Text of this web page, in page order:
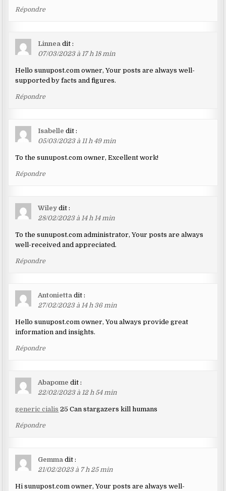
Répondre
Linnea dit :
07/03/2023 à 17 h 18 min
Hello sunupost.com owner, Your posts are always well-
supported by facts and figures.
Répondre
Isabelle dit :
05/03/2023 à 11 h 49 min
To the sunupost.com owner, Excellent work!
Répondre
Wiley dit :
28/02/2023 à 14 h 14 min
To the sunupost.com administrator, Your posts are always
well-received and appreciated.
Répondre
Antonietta dit :
27/02/2023 à 14 h 36 min
Hello sunupost.com owner, You always provide great
information and insights.
Répondre
Abapome dit :
22/02/2023 à 12 h 54 min
generic cialis 25 Can stargazers kill humans
Répondre
Gemma dit :
21/02/2023 à 7 h 25 min
Hi sunupost.com owner, Your posts are always well-